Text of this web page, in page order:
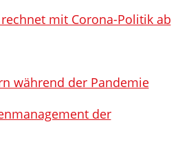
mit Corona-Politik ab
während der Pandemie
der